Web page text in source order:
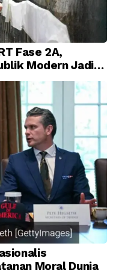
Fase 2A,
Modern Jadi
Moral Dunia